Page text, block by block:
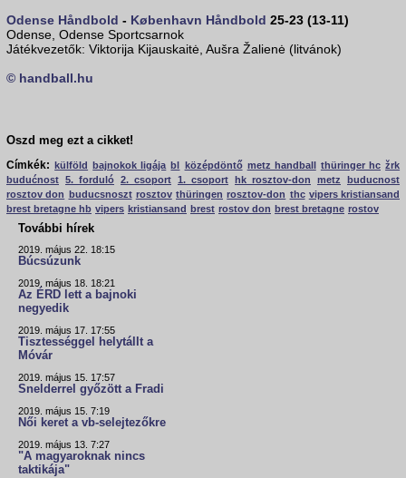
Odense Håndbold - København Håndbold 25-23 (13-11)
Odense, Odense Sportcsarnok
Játékvezetők: Viktorija Kijauskaitė, Aušra Žalienė (litvánok)
© handball.hu
Oszd meg ezt a cikket!
Címkék:
külföld bajnokok ligája bl középdöntő metz handball thüringer hc žrk
budućnost 5. forduló 2. csoport 1. csoport hk rosztov-don metz
buducnost
rosztov don
buducsnoszt rosztov thüringen rosztov-don thc vipers kristiansand
brest bretagne hb vipers kristiansand brest rostov don brest bretagne rostov
További hírek
2019. május 22. 18:15
Búcsúzunk
2019. május 18. 18:21
Az ÉRD lett a bajnoki
negyedik
2019. május 17. 17:55
Tisztességgel helytállt a
Móvár
2019. május 15. 17:57
Snelderrel győzött a Fradi
2019. május 15. 7:19
Női keret a vb-selejtezőkre
2019. május 13. 7:27
"A magyaroknak nincs
taktikája"